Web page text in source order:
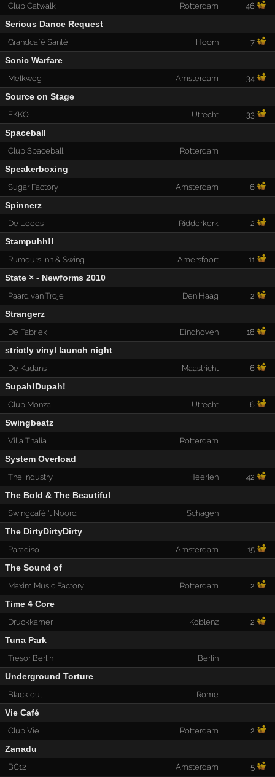
Club Catwalk Rotterdam 46
Serious Dance Request
Grandcafé Santé Hoorn 7
Sonic Warfare
Melkweg Amsterdam 34
Source on Stage
EKKO Utrecht 33
Spaceball
Club Spaceball Rotterdam
Speakerboxing
Sugar Factory Amsterdam 6
Spinnerz
De Loods Ridderkerk 2
Stampuhh!!
Rumours Inn & Swing Amersfoort 11
State × - Newforms 2010
Paard van Troje Den Haag 2
Strangerz
De Fabriek Eindhoven 18
strictly vinyl launch night
De Kadans Maastricht 6
Supah!Dupah!
Club Monza Utrecht 6
Swingbeatz
Villa Thalia Rotterdam
System Overload
The Industry Heerlen 42
The Bold & The Beautiful
Swingcafé 't Noord Schagen
The DirtyDirtyDirty
Paradiso Amsterdam 15
The Sound of
Maxim Music Factory Rotterdam 2
Time 4 Core
Druckkamer Koblenz 2
Tuna Park
Tresor Berlin Berlin
Underground Torture
Black out Rome
Vie Café
Club Vie Rotterdam 2
Zanadu
BC12 Amsterdam 5